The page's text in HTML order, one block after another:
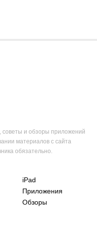
советы и обзоры приложений
материалов с сайта
обязательно.
iPad
Приложения
Обзоры